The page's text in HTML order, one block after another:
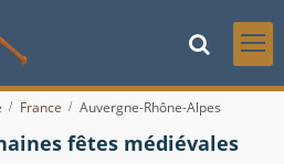
France Auvergne-Rhône-Alpes
fêtes médiévales